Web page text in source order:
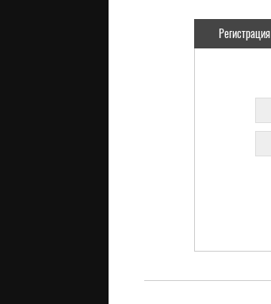
Регистрация